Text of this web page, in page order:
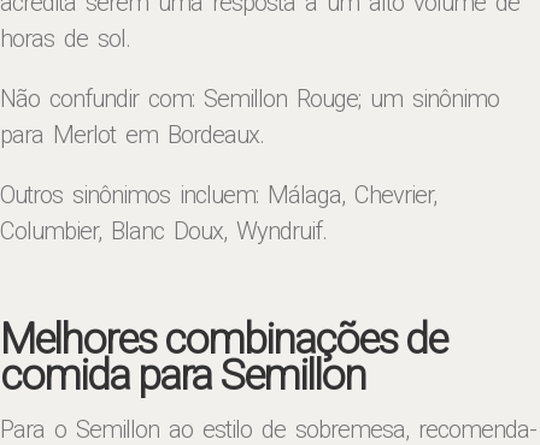
horas de sol.
Não confundir com: Semillon Rouge; um sinônimo
para Merlot em Bordeaux.
Outros sinônimos incluem: Málaga, Chevrier,
Columbier, Blanc Doux, Wyndruif.
Melhores combinações de
comida para Semillon
Para o Semillon ao estilo de sobremesa, recomenda-